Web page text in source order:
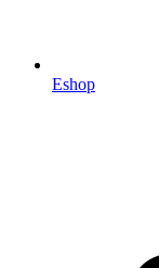
Eshop